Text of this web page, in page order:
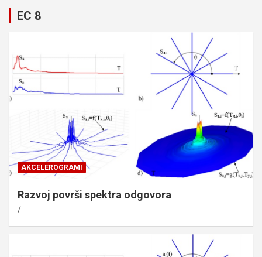
EC 8
AKCELEROGRAMI
Razvoj površi spektra odgovora